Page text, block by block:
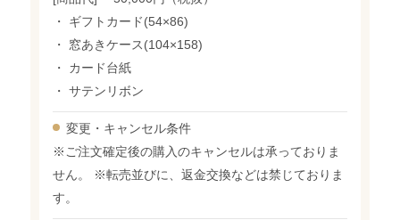
・ ギフトカード(54×86)
・ 窓あきケース(104×158)
・ カード台紙
・ サテンリボン
変更・ キャンセル条件
※ご注文確定後の購入のキャンセルは承っておりま
せん。 ※転売並びに、返金交換などは禁じておりま
す。